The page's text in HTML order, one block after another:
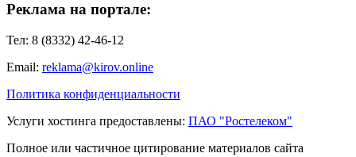
Реклама на портале:
Тел: 8 (8332) 42-46-12
Email: reklama@kirov.online
Политика конфиденциальности
Услуги хостинга предоставлены: ПАО "Ростелеком"
Полное или частичное цитирование материалов сайта